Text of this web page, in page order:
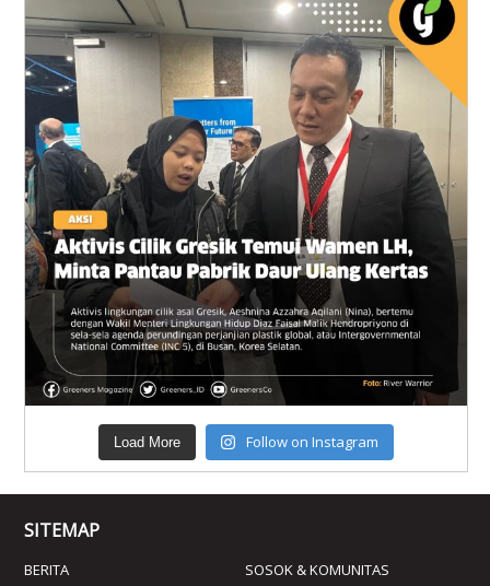
Load More Follow on Instagram
SITEMAP
BERITA
SOSOK & KOMUNITAS